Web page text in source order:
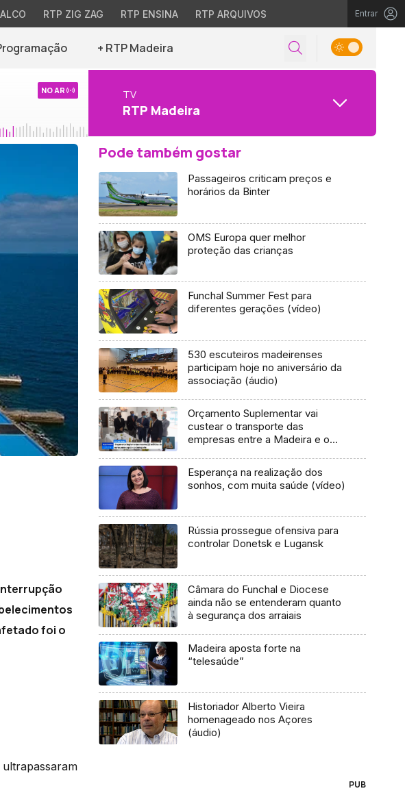
RTP ZIG ZAG RTP ENSINA RTP ARQUIVOS Entrar
+ RTP Madeira
NO AR TV
RTP Madeira
foi o
Pode também gostar
Passageiros criticam preços e
horários da Binter
OMS Europa quer melhor
proteção das crianças
Funchal Summer Fest para
diferentes gerações (vídeo)
530 escuteiros madeirenses
participam hoje no aniversário da
associação (áudio)
Orçamento Suplementar vai
custear o transporte das
empresas entre a Madeira e o
Esperança na realização dos
sonhos, com muita saúde (vídeo)
Rússia prossegue ofensiva para
controlar Donetsk e Lugansk
Câmara do Funchal e Diocese
ainda não se entenderam quanto
à segurança dos arraiais
Madeira aposta forte na
“telesaúde”
Historiador Alberto Vieira
homenageado nos Açores
(áudio)
PUB